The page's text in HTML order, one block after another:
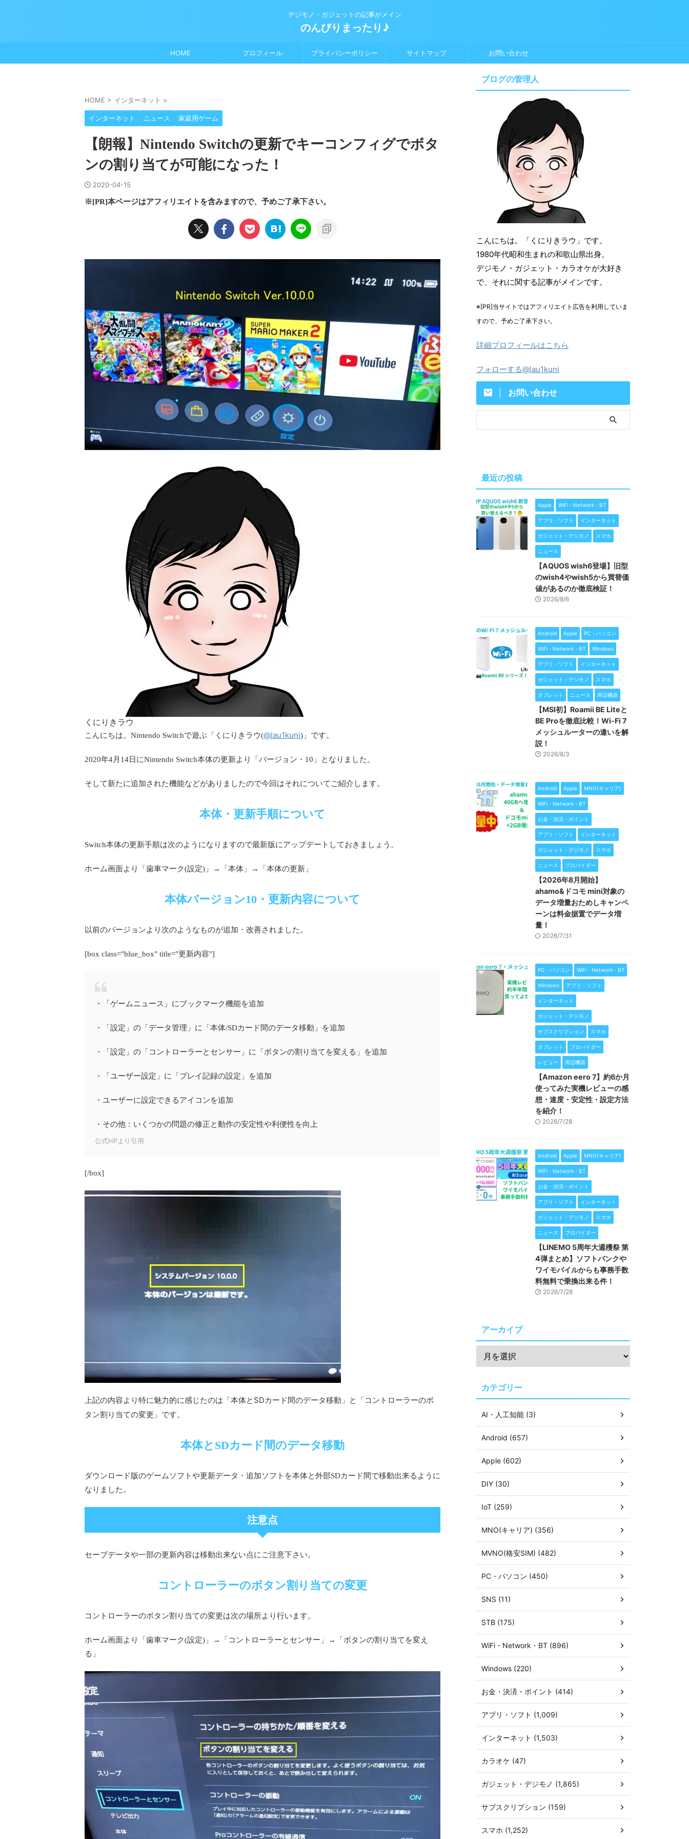
デジモノ・ガジェットの記事がメイン
のんびりまったり♪
HOME プロフィール プライバシーポリシー サイトマップ お問い合わせ
HOME > インターネット >
インターネット ニュース 家庭用ゲーム
【朗報】Nintendo Switchの更新でキーコンフィグでボタ
ンの割り当てが可能になった！
2020-04-15
※[PR]本ページはアフィリエイトを含みますので、予めご了承下さい。
くにりきラウ
こんにちは。Nintendo Switchで遊ぶ「くにりきラウ(@lau1kuni)」です。
2020年4月14日にNintendo Switch本体の更新より「バージョン・10」となりました。
そして新たに追加された機能などがありましたので今回はそれについてご紹介します。
本体・更新手順について
Switch本体の更新手順は次のようになりますので最新版にアップデートしておきましょう。
ホーム画面より「歯車マーク(設定)」→「本体」→「本体の更新」
本体バージョン10・更新内容について
以前のバージョンより次のようなものが追加・改善されました。
[box class="blue_box" title="更新内容"]
・「ゲームニュース」にブックマーク機能を追加
・「設定」の「データ管理」に「本体/SDカード間のデータ移動」を追加
・「設定」の「コントローラーとセンサー」に「ボタンの割り当てを変える」を追加
・「ユーザー設定」に「プレイ記録の設定」を追加
・ユーザーに設定できるアイコンを追加
・その他：いくつかの問題の修正と動作の安定性や利便性を向上
公式HPより引用
[/box]
上記の内容より特に魅力的に感じたのは「本体とSDカード間のデータ移動 」と「コントローラーのボ
タン割り当ての変更 」です。
本体とSDカード間のデータ移動
ダウンロード版のゲームソフトや更新データ・追加ソフトを本体と外部SDカード間で移動出来るように
なりました。
注意点
セーブデータや一部の更新内容は移動出来ない点にご注意下さい。
コントローラーのボタン割り当ての変更
コントローラーのボタン割り当ての変更は次の場所より行います。
ホーム画面より「歯車マーク(設定)」→「コントローラーとセンサー」→「ボタンの割り当てを変え
る」
ブログの管理人
こんにちは。「くにりきラウ」です。
1980年代昭和生まれの和歌山県出身。
デジモノ・ガジェット・カラオケが大好き
で、それに関する記事がメインです。
※[PR]当サイトではアフィリエイト広告を利用していま
すので、予めご了承下さい。
詳細プロフィールはこちら
フォローする@lau1kuni
お問い合わせ
最近の投稿
Apple WiFi・Network・BT
アプリ・ソフト インターネット
ガジェット・デジモノ スマホ
ニュース
【AQUOS wish6登場】旧型
のwish4やwish5から買替価
値があるのか徹底検証！
2026/8/6
Android Apple PC・パソコン
WiFi・Network・BT Windows
アプリ・ソフト インターネット
ガジェット・デジモノ スマホ
タブレット ニュース 周辺機器
【MSI初】Roamii BE Liteと
BE Proを徹底比較！Wi-Fi 7
メッシュルーターの違いを解
説！
2026/8/3
Android Apple MNO(キャリア)
WiFi・Network・BT
お金・決済・ポイント
アプリ・ソフト インターネット
ガジェット・デジモノ スマホ
ニュース プロバイダー
【2026年8月開始】
ahamo&ドコモ mini対象の
データ増量おためしキャンペ
ーンは料金据置でデータ増
量！
2026/7/31
PC・パソコン WiFi・Network・BT
Windows アプリ・ソフト
インターネット
ガジェット・デジモノ
サブスクリプション スマホ
タブレット プロバイダー
レビュー 周辺機器
【Amazon eero 7】約6か月
使ってみた実機レビューの感
想・速度・安定性・設定方法
を紹介！
2026/7/28
Android Apple MNO(キャリア)
WiFi・Network・BT
お金・決済・ポイント
アプリ・ソフト インターネット
ガジェット・デジモノ スマホ
ニュース プロバイダー
【LINEMO 5周年大週穫祭 第
4弾まとめ】ソフトバンクや
ワイモバイルからも事務手数
料無料で乗換出来る件！
2026/7/28
アーカイブ
カテゴリー
AI・人工知能 (3)
Android (657)
Apple (602)
DIY (30)
IoT (259)
MNO(キャリア) (356)
MVNO(格安SIM) (482)
PC・パソコン (450)
SNS (11)
STB (175)
WiFi・Network・BT (896)
Windows (220)
お金・決済・ポイント (414)
アプリ・ソフト (1,009)
インターネット (1,503)
カラオケ (47)
ガジェット・デジモノ (1,865)
サブスクリプション (159)
スマホ (1,252)